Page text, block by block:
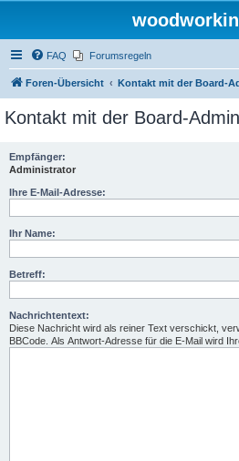
FAQ Forumsregeln
Foren-Übersicht Kontakt mit der Board-
Kontakt mit der Board-
Empfänger:
Administrator
Ihre E-Mail-Adresse:
Ihr Name:
Betreff:
Nachrichtentext:
Diese Nachricht wird als reiner Text verschickt,
BBCode. Als Antwort-Adresse für die E-Mail wird